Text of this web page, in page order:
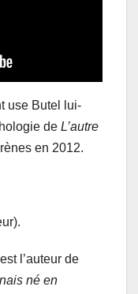
use Butel lui-
de L’autre
en 2012.
l’auteur de
né en